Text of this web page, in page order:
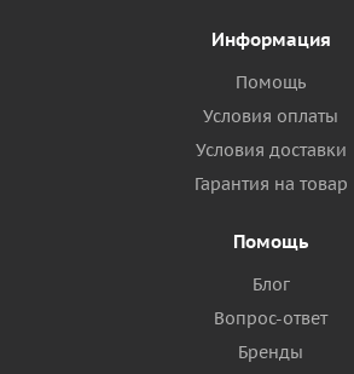
Информация
Помощь
Условия оплаты
Условия доставки
Гарантия на товар
Помощь
Блог
Вопрос-ответ
Бренды